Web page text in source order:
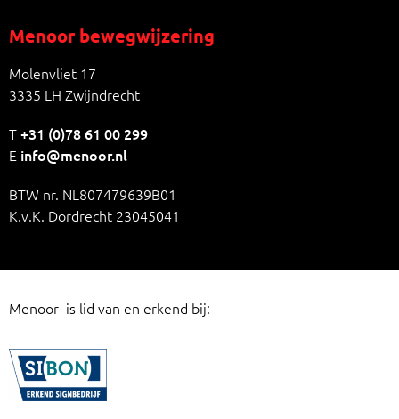
Menoor bewegwijzering
Molenvliet 17
3335 LH Zwijndrecht
T+31 (0)78 61 00 299
E info@menoor.nl
BTW nr. NL807479639B01
K.v.K. Dordrecht 23045041
Menoor is lid van en erkend bij: